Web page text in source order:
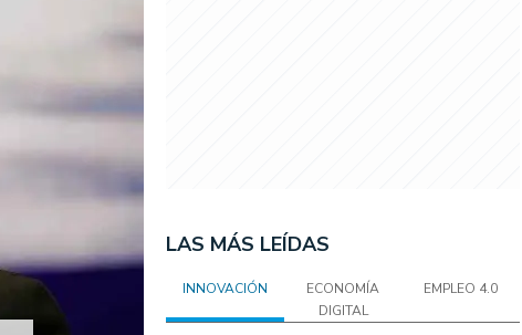
LAS MÁS LEÍDAS
INNOVACIÓN
ECONOMÍA
DIGITAL
EMPLEO 4.0